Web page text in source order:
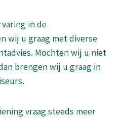
in de
wij u graag met diverse
Mochten wij u niet
brengen wij u graag in
vraag steeds meer